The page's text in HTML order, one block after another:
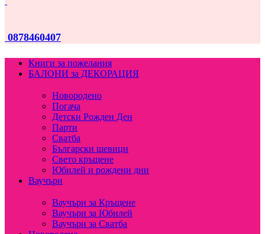
0878460407
Книги за пожелания
БАЛОНИ за ДЕКОРАЦИЯ
Новородено
Погача
Детски Рожден Ден
Парти
Сватба
Български шевици
Свето кръщене
Юбилей и рождени дни
Ваучъри
Ваучъри за Кръщене
Ваучъри за Юбилей
Ваучъри за Сватба